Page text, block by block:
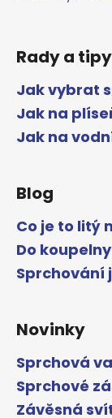
Rady a tipy
Jak vybrat
Jak na
Jak na
Blog
Co je to litý
Do
Sprchování
Novinky
Sprchová
Sprchové
Závěsná